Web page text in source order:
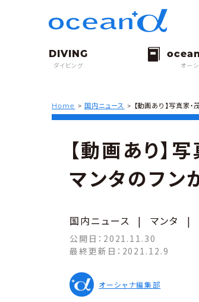
ダイビング オー
Home > 国内ニュース > 【動画あり】写真家
【動画あり
マンタのフン
国内ニュース | マンタ |
公開日： 2021.11.30
最終更新日： 2021.12.9
オーシャナ編集部